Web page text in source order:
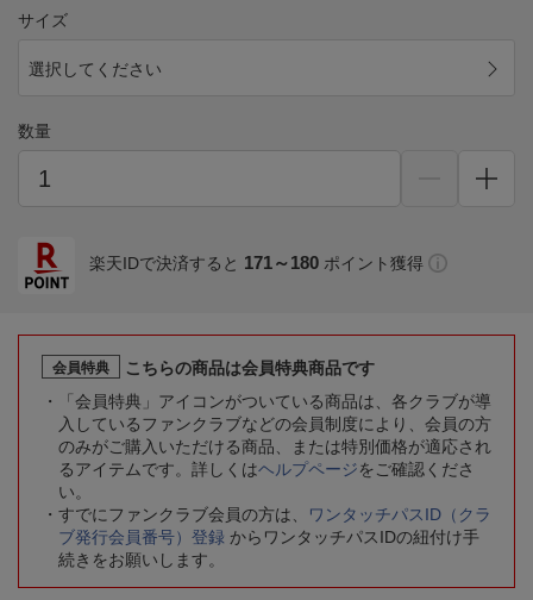
サイズ
選択してください
数量
楽天IDで決済すると 171～180 ポイント獲得
会員特典
こちらの商品は会員特典商品です
「会員特典」アイコンがついている商品は、各クラブが導
入しているファンクラブなどの会員制度により、会員の方
のみがご購入いただける商品、または特別価格が適応され
るアイテムです。詳しくはヘルプページをご確認くださ
い。
すでにファンクラブ会員の方は、
ワンタッチパスID（クラ
ブ発行会員番号）登録 からワンタッチパスIDの紐付け手
続きをお願いします。